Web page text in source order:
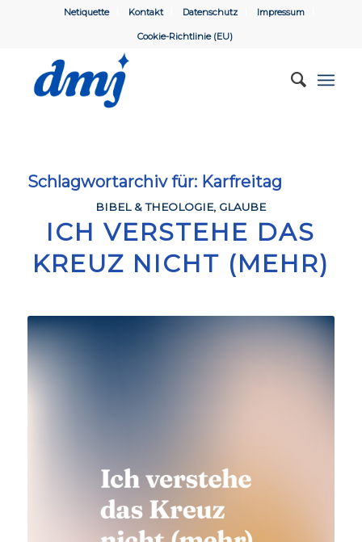
Netiquette Kontakt Datenschutz Impressum
Cookie-Richtlinie (EU)
Schlagwortarchiv für: Karfreitag
BIBEL & THEOLOGIE, GLAUBE
ICH VERSTEHE DAS
KREUZ NICHT (MEHR)